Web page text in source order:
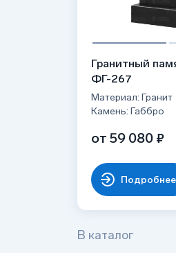
Гранитный
ФГ-267
Материал: Гранит
Камень: Габбро
от 59 080 ₽
Подробнее
В каталог